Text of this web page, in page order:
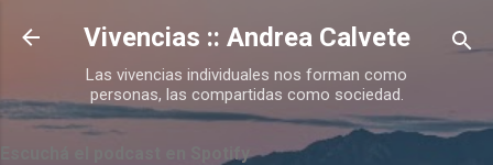
Ir al contenido principal
Vivencias :: Andrea Calvete
Las vivencias individuales nos forman como
personas, las compartidas como sociedad.
Escuchá el podcast en Spotify